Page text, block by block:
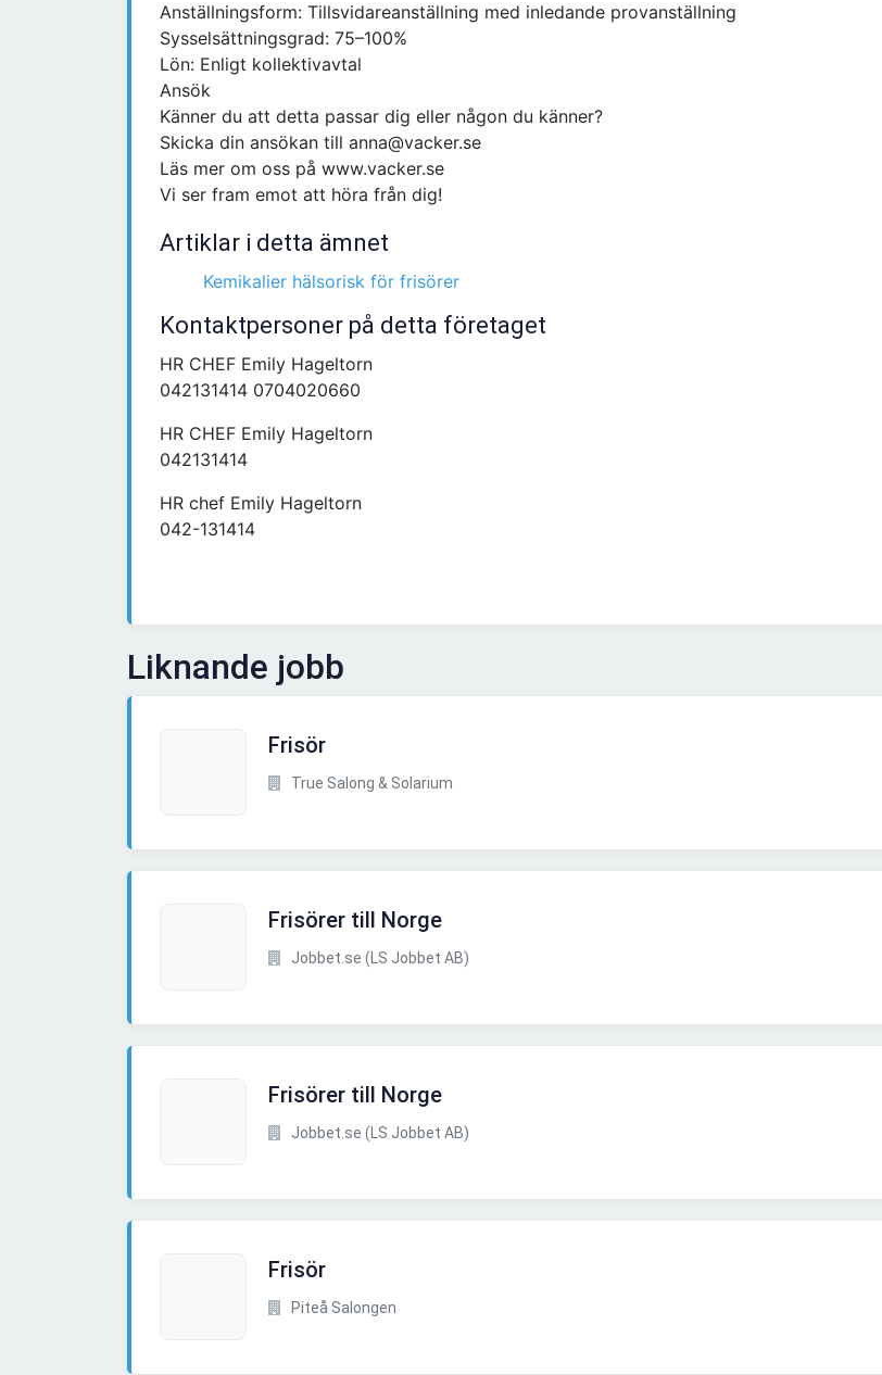
Anställningsform: Tillsvidareanställning med inledande provanställning
Sysselsättningsgrad: 75–100%
Lön: Enligt kollektivavtal
Ansök
Känner du att detta passar dig eller någon du känner?
Skicka din ansökan till anna@vacker.se
Läs mer om oss på www.vacker.se
Vi ser fram emot att höra från dig!
Artiklar i detta ämnet
Kemikalier hälsorisk för frisörer
Kontaktpersoner på detta företaget
HR CHEF Emily Hageltorn
042131414 0704020660
HR CHEF Emily Hageltorn
042131414
HR chef Emily Hageltorn
042-131414
Liknande jobb
Frisör
True Salong & Solarium
Frisörer till Norge
Jobbet.se (LS Jobbet AB)
Frisörer till Norge
Jobbet.se (LS Jobbet AB)
Frisör
Piteå Salongen